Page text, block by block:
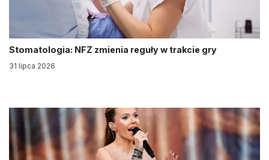
Stomatologia: NFZ zmienia reguły w trakcie gry
31 lipca 2026